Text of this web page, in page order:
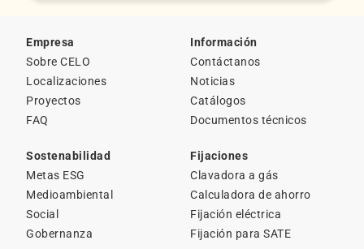
Empresa
Sobre CELO
Localizaciones
Proyectos
FAQ
Información
Contáctanos
Noticias
Catálogos
Documentos técnicos
Sostenabilidad
Metas ESG
Medioambiental
Social
Gobernanza
Fijaciones
Clavadora a gás
Calculadora de ahorro
Fijación eléctrica
Fijación para SATE